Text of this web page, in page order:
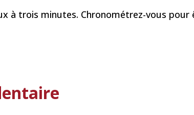
à trois minutes. Chronométrez-vous pour